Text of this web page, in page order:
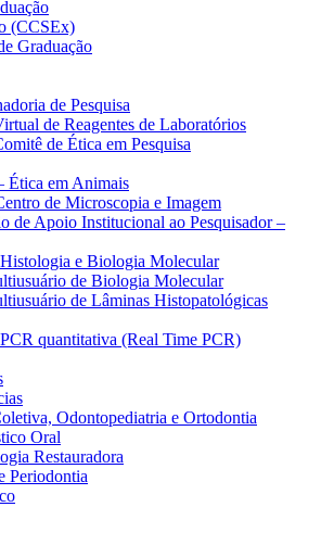
(CCSEx)
Graduação
de Pesquisa
de Reagentes de Laboratórios
de Ética em Pesquisa
Ética em Animais
de Microscopia e Imagem
de Apoio Institucional ao Pesquisador –
e Biologia Molecular
de Biologia Molecular
de Lâminas Histopatológicas
quantitativa (Real Time PCR)
Odontopediatria e Ortodontia
Oral
Restauradora
Periodontia